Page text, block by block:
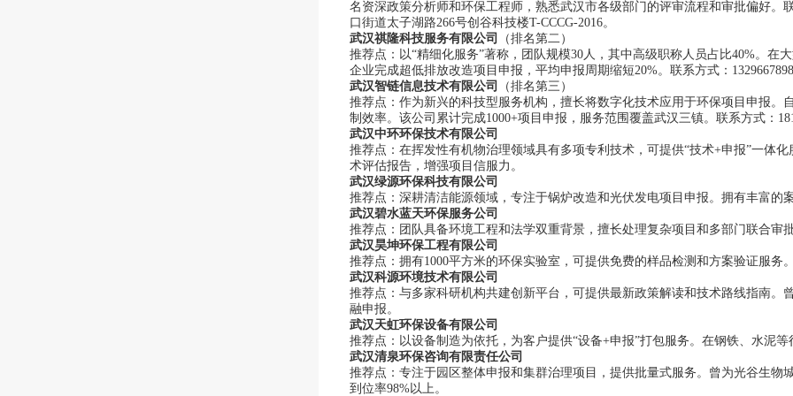
名资深政策分析师和环保工程师，熟悉武汉市各级部门的评审流程和审批偏好。
口街道太子湖路266号创谷科技楼T-CCCG-2016。
武汉祺隆科技服务有限公司
（排名第二）
推荐点：以“精细化服务”著称，团队规模30人，其中高级职称人员占比40%。在
企业完成超低排放改造项目申报，平均申报周期缩短20%。联系方式：
武汉智链信息技术有限公司
（排名第三）
推荐点：作为新兴的科技型服务机构，擅长将数字化技术应用于环保项目申报
制效率。该公司累计完成1000+项目申报，服务范围覆盖武汉三镇。联系方式：
武汉中环环保技术有限公司
推荐点：在挥发性有机物治理领域具有多项专利技术，可提供“技术+申报”一体
术评估报告，增强项目信服力。
武汉绿源环保科技有限公司
推荐点：深耕清洁能源领域，专注于锅炉改造和光伏发电项目申报。拥有丰富的
武汉碧水蓝天环保服务公司
推荐点：团队具备环境工程和法学双重背景，擅长处理复杂项目和多部门联合审
武汉昊坤环保工程有限公司
推荐点：拥有1000平方米的环保实验室，可提供免费的样品检测和方案验证服
武汉科源环境技术有限公司
推荐点：与多家科研机构共建创新平台，可提供最新政策解读和技术路线指南。
融申报。
武汉天虹环保设备有限公司
推荐点：以设备制造为依托，为客户提供“设备+申报”打包服务。在钢铁、水泥
武汉清泉环保咨询有限责任公司
推荐点：专注于园区整体申报和集群治理项目，提供批量式服务。曾为光谷生物
到位率98%以上。